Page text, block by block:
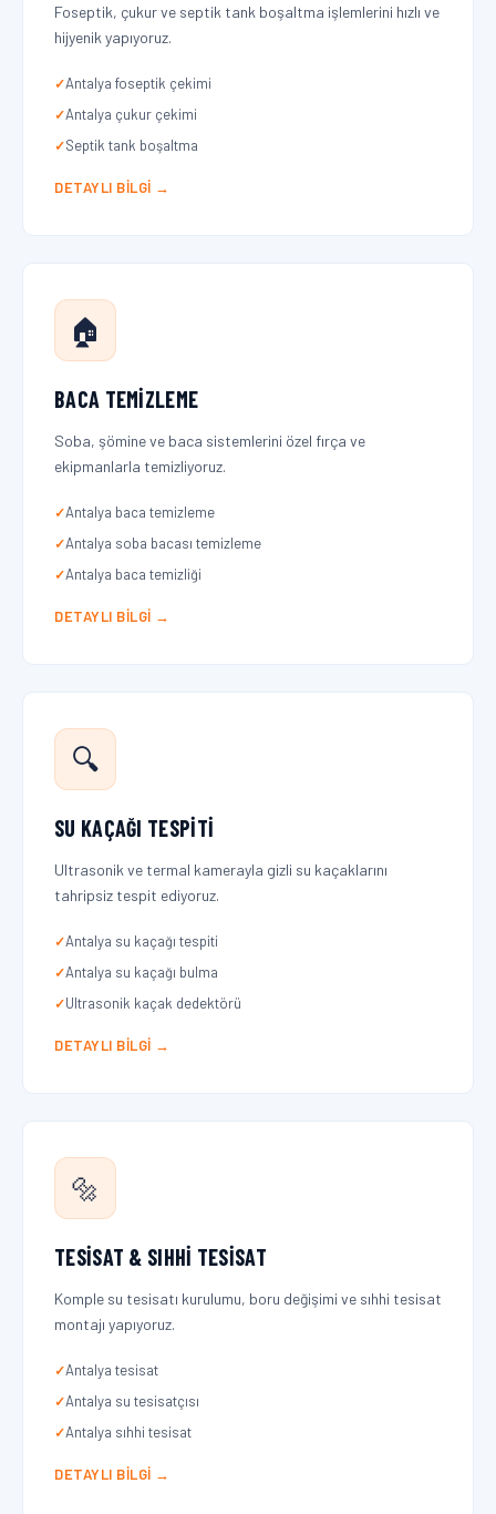
Foseptik, çukur ve septik tank boşaltma işlemlerini hızlı ve
hijyenik yapıyoruz.
Antalya foseptik çekimi
Antalya çukur çekimi
Septik tank boşaltma
DETAYLI BILGI →
🏠
BACA TEMIZLEME
Soba, şömine ve baca sistemlerini özel fırça ve
ekipmanlarla temizliyoruz.
Antalya baca temizleme
Antalya soba bacası temizleme
Antalya baca temizliği
DETAYLI BILGI →
🔍
SU KAÇAĞI TESPITI
Ultrasonik ve termal kamerayla gizli su kaçaklarını
tahripsiz tespit ediyoruz.
Antalya su kaçağı tespiti
Antalya su kaçağı bulma
Ultrasonik kaçak dedektörü
DETAYLI BILGI →
🔩
TESISAT & SIHHI TESISAT
Komple su tesisatı kurulumu, boru değişimi ve sıhhi tesisat
montajı yapıyoruz.
Antalya tesisat
Antalya su tesisatçısı
Antalya sıhhi tesisat
DETAYLI BILGI →